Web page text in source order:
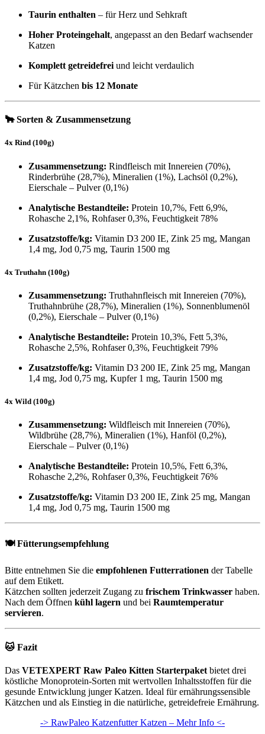
Taurin enthalten – für Herz und Sehkraft
Hoher Proteingehalt, angepasst an den Bedarf wachsender
Katzen
Komplett getreidefrei und leicht verdaulich
Für Kätzchen bis 12 Monate
🐂 Sorten & Zusammensetzung
4x Rind (100g)
Zusammensetzung: Rindfleisch mit Innereien (70%),
Rinderbrühe (28,7%), Mineralien (1%), Lachsöl (0,2%),
Eierschale – Pulver (0,1%)
Analytische Bestandteile: Protein 10,7%, Fett 6,9%,
Rohasche 2,1%, Rohfaser 0,3%, Feuchtigkeit 78%
Zusatzstoffe/kg: Vitamin D3 200 IE, Zink 25 mg, Mangan
1,4 mg, Jod 0,75 mg, Taurin 1500 mg
4x Truthahn (100g)
Zusammensetzung: Truthahnfleisch mit Innereien (70%),
Truthahnbrühe (28,7%), Mineralien (1%), Sonnenblumenöl
(0,2%), Eierschale – Pulver (0,1%)
Analytische Bestandteile: Protein 10,3%, Fett 5,3%,
Rohasche 2,5%, Rohfaser 0,3%, Feuchtigkeit 79%
Zusatzstoffe/kg: Vitamin D3 200 IE, Zink 25 mg, Mangan
1,4 mg, Jod 0,75 mg, Kupfer 1 mg, Taurin 1500 mg
4x Wild (100g)
Zusammensetzung: Wildfleisch mit Innereien (70%),
Wildbrühe (28,7%), Mineralien (1%), Hanföl (0,2%),
Eierschale – Pulver (0,1%)
Analytische Bestandteile: Protein 10,5%, Fett 6,3%,
Rohasche 2,2%, Rohfaser 0,3%, Feuchtigkeit 76%
Zusatzstoffe/kg: Vitamin D3 200 IE, Zink 25 mg, Mangan
1,4 mg, Jod 0,75 mg, Taurin 1500 mg
🍽️ Fütterungsempfehlung
Bitte entnehmen Sie die empfohlenen Futterrationen der Tabelle
auf dem Etikett.
Kätzchen sollten jederzeit Zugang zu frischem Trinkwasser haben.
Nach dem Öffnen kühl lagern und bei Raumtemperatur
servieren.
🐱 Fazit
Das VETEXPERT Raw Paleo Kitten Starterpaket bietet drei
köstliche Monoprotein-Sorten mit wertvollen Inhaltsstoffen für die
gesunde Entwicklung junger Katzen. Ideal für ernährungssensible
Kätzchen und als Einstieg in die natürliche, getreidefreie Ernährung.
-> RawPaleo Katzenfutter Katzen – Mehr Info <-